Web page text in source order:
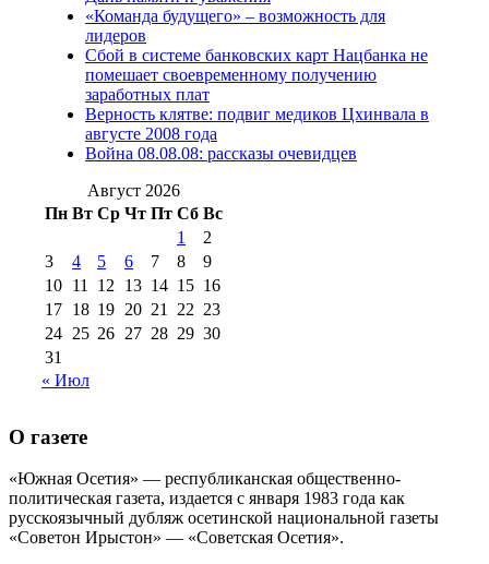
(15)№98 1 августа 2015 г
августа 2016 г(10)№98 5 июля 2014 г(10)
№98 8 августа 2013 г
августа 2012 г(14)
2017 г(9)
№99 4 августа
2016 г(12) №99 8 июля 2014 г
августа 2012 г(11)
августа 2013 г
(12)
«Команда будущего» – возможность для
лидеров
Сбой в системе банковских карт Нацбанка не
помешает своевременному получению
заработных плат
Верность клятве: подвиг медиков Цхинвала в
августе 2008 года
Война 08.08.08: рассказы очевидцев
Август 2026
Пн Вт Ср Чт Пт Сб Вс
1
2
3
4 5 6 7 8
9
10 11 12 13 14 15 16
17 18 19 20 21 22 23
24 25 26 27 28 29 30
31
« Июл
О газете
«Южная Осетия» — республиканская общественно-
политическая газета, издается с января 1983 года как
русскоязычный дубляж осетинской национальной газеты
«Советон Ирыстон» — «Советская Осетия».